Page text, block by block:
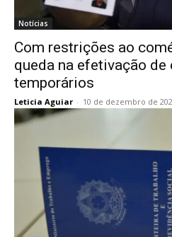
Notícias
Com restrições ao
queda na efetivação de
temporários
Leticia Aguiar - 10 de dezembro de